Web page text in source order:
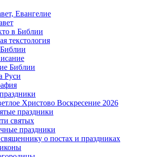
Евангелие
в Библии
текстология
Библии
Руси
Христово Воскресение 2026
праздники
святых
праздники
о постах и праздниках